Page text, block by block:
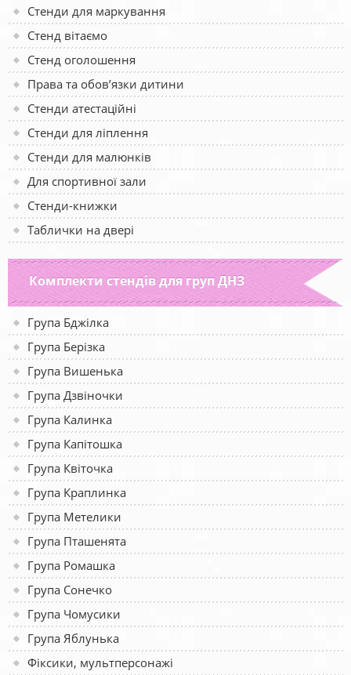
Стенди для маркування
Стенд вітаємо
Стенд оголошення
Права та обов’язки дитини
Стенди атестаційні
Стенди для ліплення
Стенди для малюнків
Для спортивної зали
Стенди-книжки
Таблички на двері
Комплекти стендів для груп ДНЗ
Група Бджілка
Група Берізка
Група Вишенька
Група Дзвіночки
Група Калинка
Група Капітошка
Група Квіточка
Група Краплинка
Група Метелики
Група Пташенята
Група Ромашка
Група Сонечко
Група Чомусики
Група Яблунька
Фіксики, мультперсонажі